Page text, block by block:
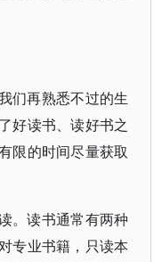
们再熟悉不过的生
好读书、读好书之
限的时间尽量获取
。读书通常有两种
专业书籍，只读本